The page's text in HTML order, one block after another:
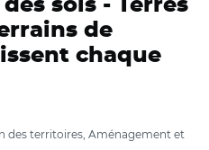
sols - Terres
de
chaque
des territoires, Aménagement et